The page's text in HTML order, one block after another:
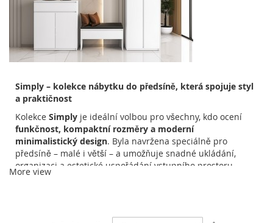
Simply – kolekce nábytku do předsíně, která spojuje styl
a praktičnost
Kolekce Simply je ideální volbou pro všechny, kdo ocení
funkčnost, kompaktní rozměry a moderní
minimalistický design. Byla navržena speciálně pro
předsíně – malé i větší – a umožňuje snadné ukládání,
organizaci a estetické uspořádání vstupního prostoru.
– které lze snadno sladit s různými styly
More view